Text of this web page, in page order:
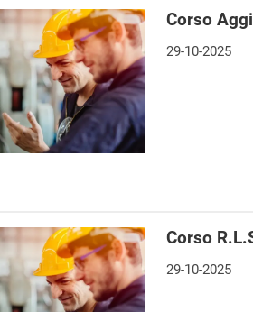
Corso
29-10-2025
Corso
29-10-2025